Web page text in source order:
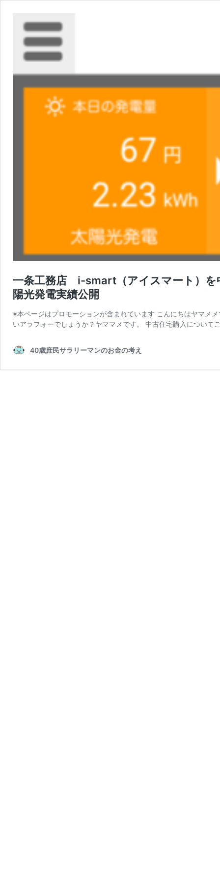
一条工務店 i-smart（アイスマート）を
陽光発電実績公開
※本ページはプロモーションが含まれています こんにちはヤマメ
いアラフォーでしょうか？ヤママメです。 中古住宅購入につい
40歳庶民サラリーマンのお金の考え